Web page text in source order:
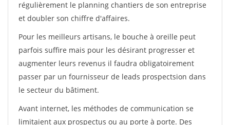
régulièrement le planning chantiers de son entreprise
et doubler son chiffre d'affaires.
Pour les meilleurs artisans, le bouche à oreille peut
parfois suffire mais pour les désirant progresser et
augmenter leurs revenus il faudra obligatoirement
passer par un fournisseur de leads prospectsion dans
le secteur du bâtiment.
Avant internet, les méthodes de communication se
limitaient aux prospectus ou au porte à porte. Des